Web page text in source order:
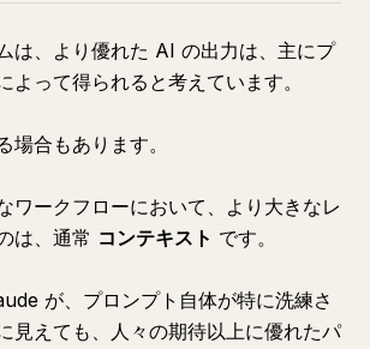
は、より優れた AI の出力は、主にプ
よって得られると考えています。
場合もあります。
ワークフローにおいて、より大きなレ
は、通常 コンテキスト です。
が、プロンプト自体が特に洗練さ
見えても、人々の期待以上に優れたパ